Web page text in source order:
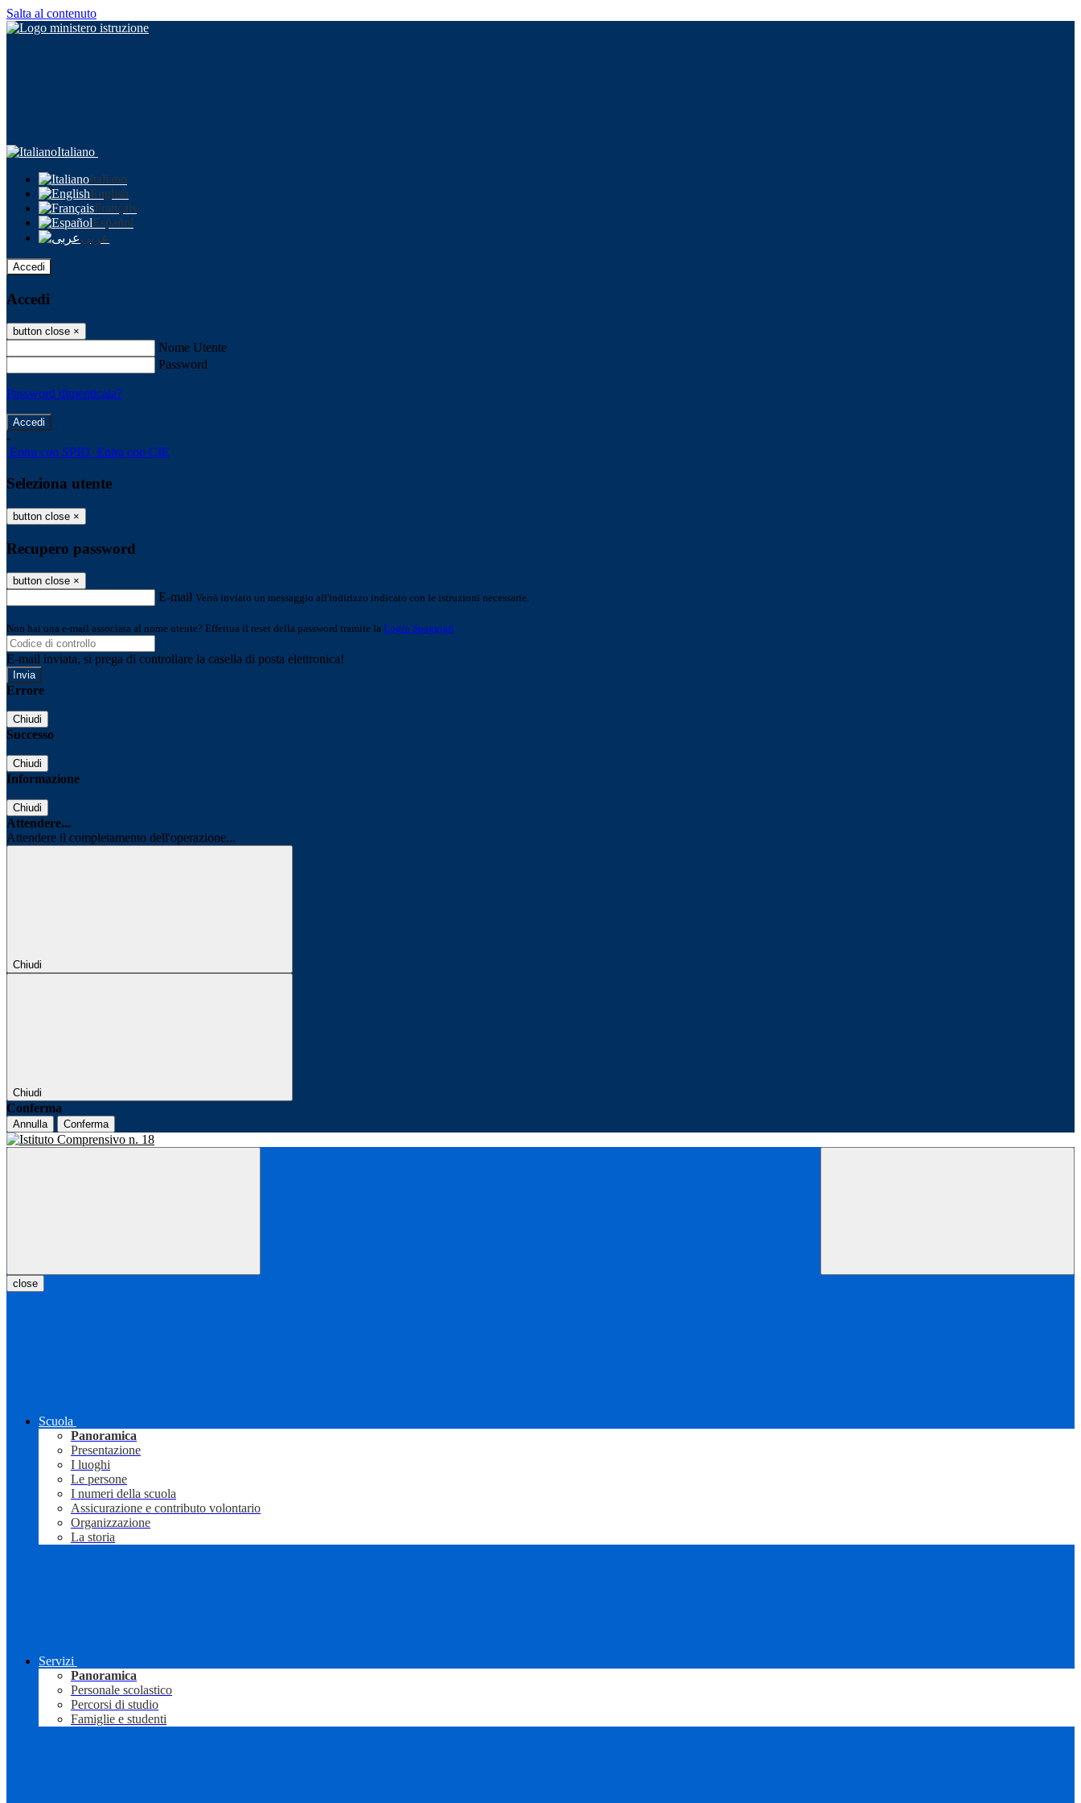
Salta al contenuto
Italiano
Italiano
English
Français
Español
عربى
Accedi
Accedi
button close ×
Nome Utente
Password
Password dimenticata?
-
Entra con SPID Entra con CIE
Seleziona utente
button close ×
Recupero password
button close ×
E-mail Verrà inviato un messaggio all'indirizzo indicato con le istruzioni necessarie.
Non hai una e-mail associata al nome utente? Effettua il reset della password tramite la Login Spaggiari
E-mail inviata, si prega di controllare la casella di posta elettronica!
Errore
Chiudi
Successo
Chiudi
Informazione
Chiudi
Attendere...
Attendere il completamento dell'operazione...
Chiudi
Chiudi
Conferma
Annulla Conferma
close
Scuola
Panoramica
Presentazione
I luoghi
Le persone
I numeri della scuola
Assicurazione e contributo volontario
Organizzazione
La storia
Servizi
Panoramica
Personale scolastico
Percorsi di studio
Famiglie e studenti